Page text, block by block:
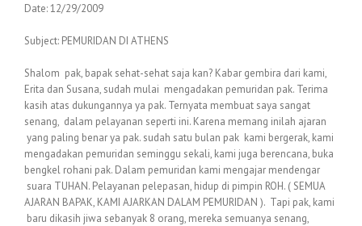
Date: 12/29/2009
Subject: PEMURIDAN DI ATHENS
Shalom pak, bapak sehat-sehat saja kan? Kabar gembira dari kami,
Erita dan Susana, sudah mulai mengadakan pemuridan pak. Terima
kasih atas dukungannya ya pak. Ternyata membuat saya sangat
senang, dalam pelayanan seperti ini. Karena memang inilah ajaran
yang paling benar ya pak. sudah satu bulan pak kami bergerak, kami
mengadakan pemuridan seminggu sekali, kami juga berencana, buka
bengkel rohani pak. Dalam pemuridan kami mengajar mendengar
suara TUHAN. Pelayanan pelepasan, hidup di pimpin ROH. ( SEMUA
AJARAN BAPAK, KAMI AJARKAN DALAM PEMURIDAN ). Tapi pak, kami
baru dikasih jiwa sebanyak 8 orang, mereka semuanya senang,